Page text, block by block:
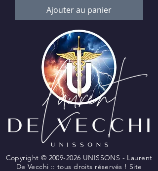
Ajouter au panier
Copyright © 2009-2026 UNISSONS - Laurent
De Vecchi :: tous droits réservés ! Site